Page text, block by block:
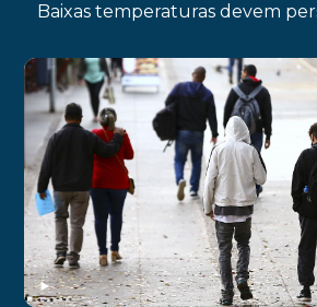
Baixas temperaturas devem
►